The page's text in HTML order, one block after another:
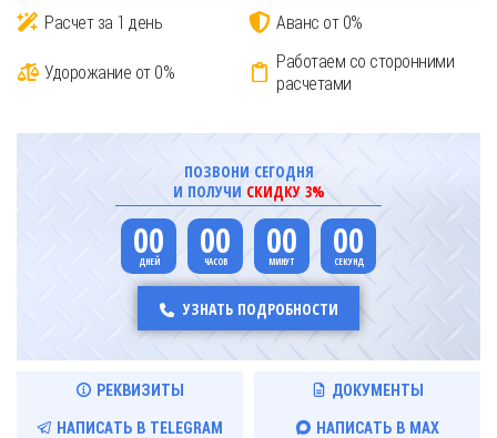
Расчет за 1 день Аванс от 0%
Удорожание от 0%
Работаем со сторонними
расчетами
ПОЗВОНИ СЕГОДНЯ
И ПОЛУЧИ СКИДКУ 3%
00 00 00 00
УЗНАТЬ ПОДРОБНОСТИ
РЕКВИЗИТЫ ДОКУМЕНТЫ
НАПИСАТЬ В TELEGRAM НАПИСАТЬ В MAX